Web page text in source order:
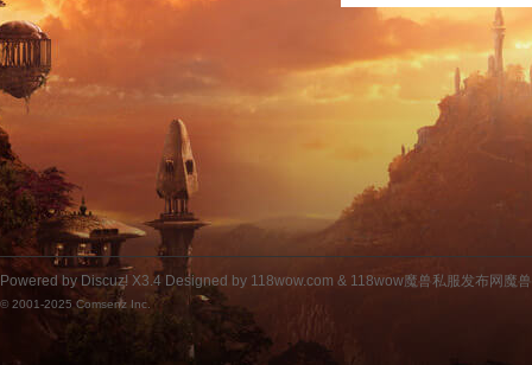
Powered by Discuz! X3.4 Designed by 118wow.com & 118wow魔兽私服发布网魔
© 2001-2025 Comsenz Inc.